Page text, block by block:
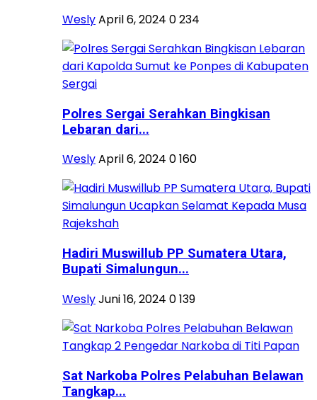
WeslyApril 6, 2024 0234
Polres Sergai Serahkan Bingkisan
Lebaran dari...
WeslyApril 6, 2024 0160
Hadiri Muswillub PP Sumatera Utara,
Bupati Simalungun...
WeslyJuni 16, 2024 0139
Sat Narkoba Polres Pelabuhan Belawan
Tangkap...